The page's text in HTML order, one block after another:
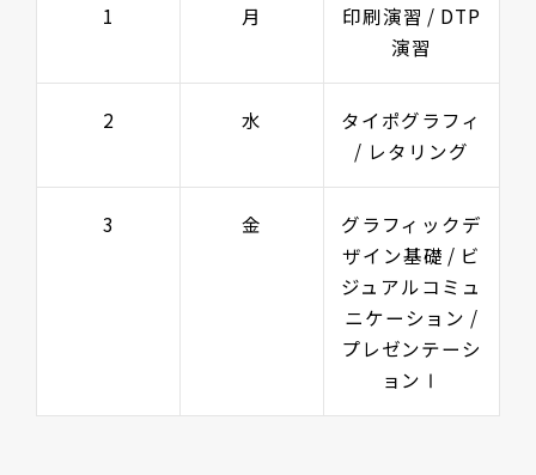
1 月
印刷演習 / DTP
演習
2 水
タイポグラフィ
/ レタリング
3 金
グラフィックデ
ザイン基礎 / ビ
ジュアルコミュ
ニケーション /
プレゼンテーシ
ョンⅠ